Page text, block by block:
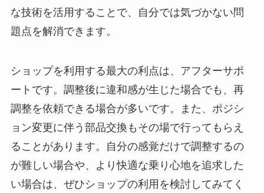
な技術を活用することで、自分では気づかない問
題点を解消できます。
ショップを利用する最大の利点は、アフターサポ
ートです。調整後に違和感が生じた場合でも、再
調整を依頼できる場合が多いです。また、ポジシ
ョン変更に伴う部品交換もその場で行ってもらえ
ることがあります。自分の感覚だけで調整するの
が難しい場合や、より快適な乗り心地を追求した
い場合は、ぜひショップの利用を検討してみてく